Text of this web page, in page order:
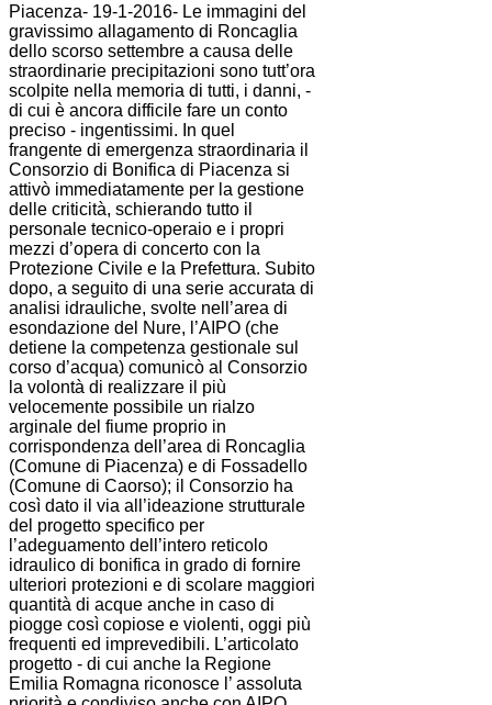
Piacenza- 19-1-2016- Le immagini del
gravissimo allagamento di Roncaglia
dello scorso settembre a causa delle
straordinarie precipitazioni sono tutt’ora
scolpite nella memoria di tutti, i danni, -
di cui è ancora difficile fare un conto
preciso - ingentissimi. In quel
frangente di emergenza straordinaria il
Consorzio di Bonifica di Piacenza si
attivò immediatamente per la gestione
delle criticità, schierando tutto il
personale tecnico-operaio e i propri
mezzi d’opera di concerto con la
Protezione Civile e la Prefettura. Subito
dopo, a seguito di una serie accurata di
analisi idrauliche, svolte nell’area di
esondazione del Nure, l’AIPO (che
detiene la competenza gestionale sul
corso d’acqua) comunicò al Consorzio
la volontà di realizzare il più
velocemente possibile un rialzo
arginale del fiume proprio in
corrispondenza dell’area di Roncaglia
(Comune di Piacenza) e di Fossadello
(Comune di Caorso); il Consorzio ha
così dato il via all’ideazione strutturale
del progetto specifico per
l’adeguamento dell’intero reticolo
idraulico di bonifica in grado di fornire
ulteriori protezioni e di scolare maggiori
quantità di acque anche in caso di
piogge così copiose e violenti, oggi più
frequenti ed imprevedibili. L’articolato
progetto - di cui anche la Regione
Emilia Romagna riconosce l’ assoluta